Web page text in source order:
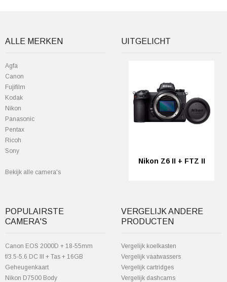
ALLE MERKEN
Agfa
Canon
Fujifilm
Kodak
Nikon
Panasonic
Pentax
Ricoh
Sony
Bekijk alle camera's
UITGELICHT
Nikon Z6 II + FTZ II
POPULAIRSTE
CAMERA'S
Canon EOS 2000D + 18-55mm
f/3.5-5.6 DC III + Tas + 16GB
Geheugenkaart
Nikon D7500 Body
VERGELIJK ANDERE
PRODUCTEN
Vergelijk koelkasten
Vergelijk vaatwassers
Vergelijk cartridges
Vergelijk dashcams